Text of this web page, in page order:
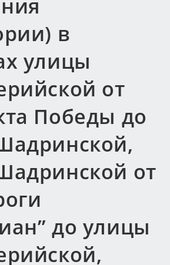
в
улицы
от
Победы до
от
до улицы